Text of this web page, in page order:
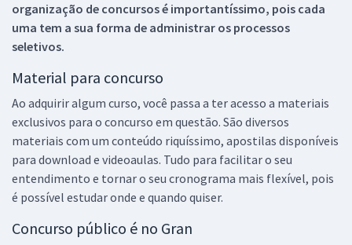
organização de concursos é importantíssimo, pois cada
uma tem a sua forma de administrar os processos
seletivos.
Material para concurso
Ao adquirir algum curso, você passa a ter acesso a materiais
exclusivos para o concurso em questão. São diversos
materiais com um conteúdo riquíssimo, apostilas disponíveis
para download e videoaulas. Tudo para facilitar o seu
entendimento e tornar o seu cronograma mais flexível, pois
é possível estudar onde e quando quiser.
Concurso público é no Gran